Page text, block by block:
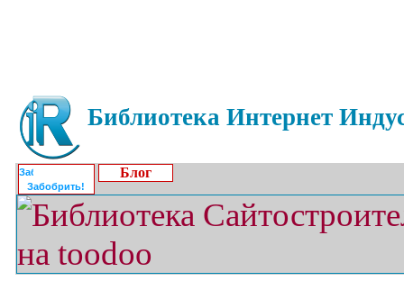
Библиотека Интернет
Забобрить!
Блог